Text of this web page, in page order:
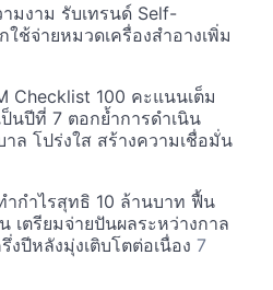
มงาม รับเทรนด์ Self-
ช้จ่ายหมวดเครื่องสำอางเพิ่ม
Checklist 100 คะแนนเต็ม
ป็นปีที่ 7 ตอกย้ำการดำเนิน
ล โปร่งใส สร้างความเชื่อมั่น
ำกำไรสุทธิ 10 ล้านบาท ฟื้น
เตรียมจ่ายปันผลระหว่างกาล
ปีหลังมุ่งเติบโตต่อเนื่อง 7